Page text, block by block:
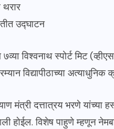
थरार
उद्घाटन
विश्वनाथ स्पोर्ट मिट
विद्यापीठाच्या
मंत्री दत्तात्रय भरणे यांच्या
होईल. विशेष पाहुणे म्हणून